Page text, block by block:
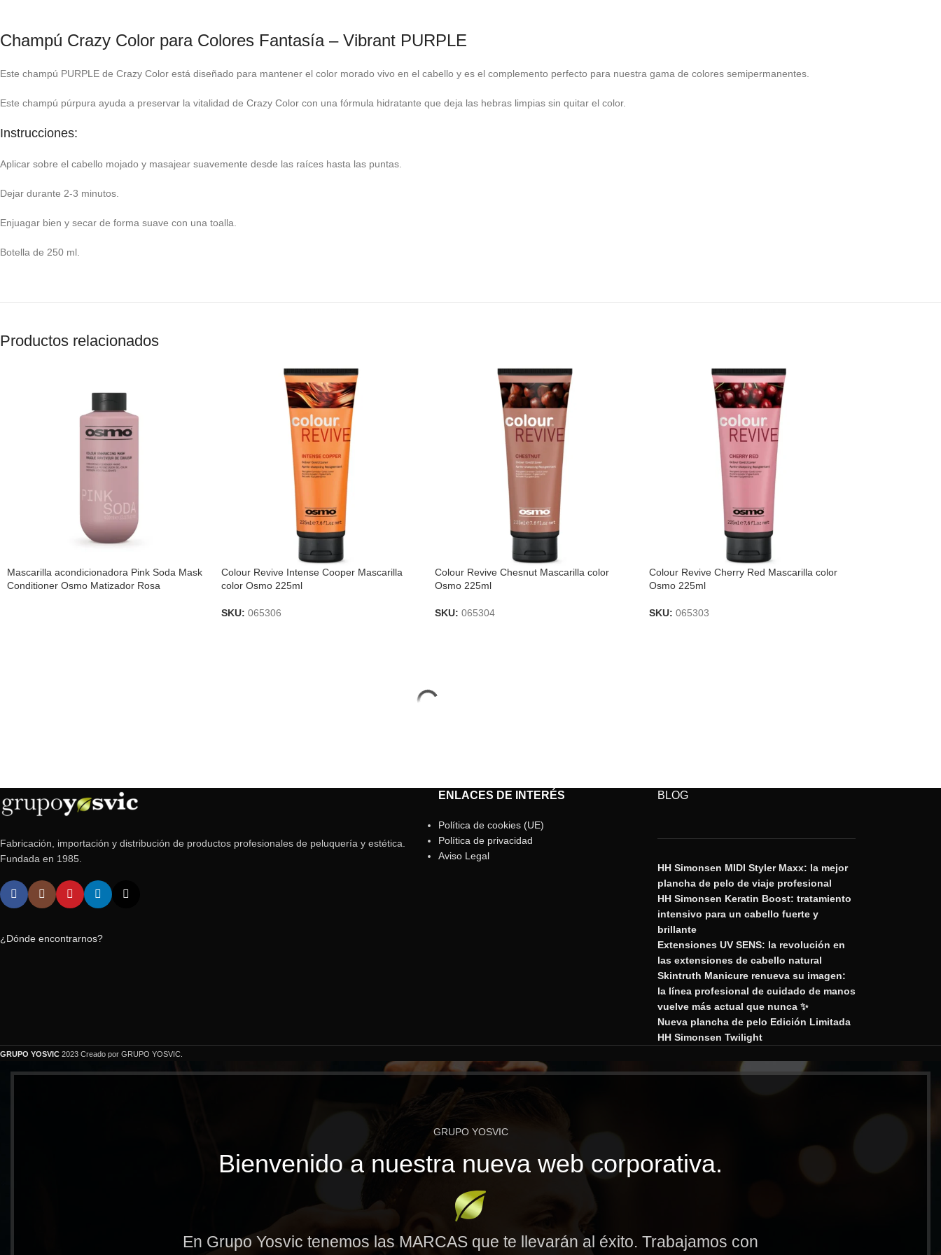
Champú Crazy Color para Colores Fantasía – Vibrant PURPLE
Este champú PURPLE de Crazy Color está diseñado para mantener el color morado vivo en el cabello y es el complemento perfecto para nuestra gama de colores semipermanentes.
Este champú púrpura ayuda a preservar la vitalidad de Crazy Color con una fórmula hidratante que deja las hebras limpias sin quitar el color.
Instrucciones:
Aplicar sobre el cabello mojado y masajear suavemente desde las raíces hasta las puntas.
Dejar durante 2-3 minutos.
Enjuagar bien y secar de forma suave con una toalla.
Botella de 250 ml.
Productos relacionados
Mascarilla acondicionadora Pink Soda Mask
Conditioner Osmo Matizador Rosa
Colour Revive Intense Cooper Mascarilla
color Osmo 225ml
SKU: 065306
Colour Revive Chesnut Mascarilla color
Osmo 225ml
SKU: 065304
Colour Revive Cherry Red Mascarilla color
Osmo 225ml
SKU: 065303
Fabricación, importación y distribución de productos profesionales de peluquería y estética.
Fundada en 1985.
¿Dónde encontrarnos?
ENLACES DE INTERÉS
Política de cookies (UE)
Política de privacidad
Aviso Legal
BLOG
HH Simonsen MIDI Styler Maxx: la mejor
plancha de pelo de viaje profesional
HH Simonsen Keratin Boost: tratamiento
intensivo para un cabello fuerte y
brillante
Extensiones UV SENS: la revolución en
las extensiones de cabello natural
Skintruth Manicure renueva su imagen:
la línea profesional de cuidado de manos
vuelve más actual que nunca ✨
Nueva plancha de pelo Edición Limitada
HH Simonsen Twilight
GRUPO YOSVIC 2023 Creado por GRUPO YOSVIC.
GRUPO YOSVIC
Bienvenido a nuestra nueva web corporativa.
En Grupo Yosvic tenemos las MARCAS que te llevarán al éxito. Trabajamos con